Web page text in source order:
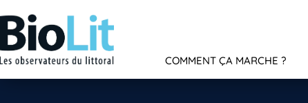
COMMENT ÇA MARCHE ?